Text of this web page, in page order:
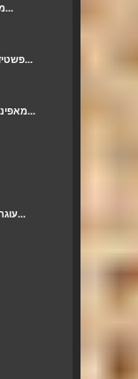
מתכון גלידה טבעונית שוקולד רום...
פשטידת פסטה עם קישואים וצנוברים...
מאפינס (קאפקייקס) גזר, פקאן וקינמון...
עוגת גבינה טבעונית (טופוטי) בטעם...